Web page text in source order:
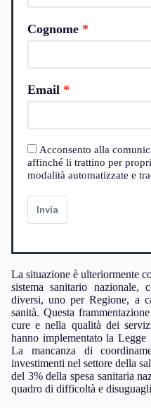
Cognome
Email
Acconsento alla
affinché li trattino per
modalità automatizzate e
Invia
La situazione è ulteriormente
sistema sanitario nazionale,
diversi, uno per Regione, a
sanità. Questa
cure e nella qualità dei
hanno implementato la
La mancanza di
investimenti nel settore della
del 3% della spesa sanitaria
quadro di difficoltà e